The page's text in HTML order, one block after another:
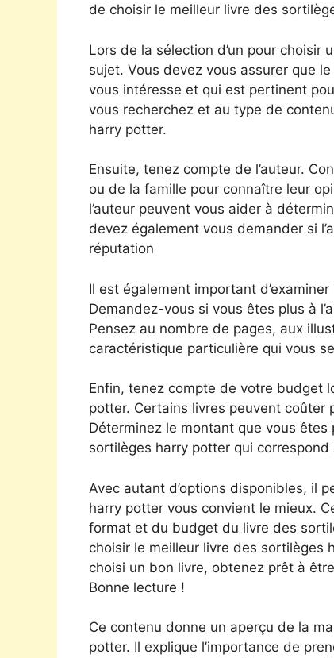
de choisir le meilleur livre des
Lors de la sélection d’un pour choisir
sujet. Vous devez vous assurer que
vous intéresse et qui est pertinent
vous recherchez et au type de
harry potter.
Ensuite, tenez compte de l’auteur.
ou de la famille pour connaître leur
l’auteur peuvent vous aider à
devez également vous demander si
réputation
Il est également important
Demandez-vous si vous êtes plus à
Pensez au nombre de pages, aux
caractéristique particulière qui vous
Enfin, tenez compte de votre budget
potter. Certains livres peuvent coûter
Déterminez le montant que vous
sortilèges harry potter qui
Avec autant d’options disponibles, il
harry potter vous convient le mieux.
format et du budget du livre des
choisir le meilleur livre des sortilèges
choisi un bon livre, obtenez prêt à
Bonne lecture !
Ce contenu donne un aperçu de la
potter. Il explique l’importance de